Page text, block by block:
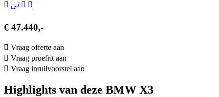
€ 47.440,-
Vraag offerte aan
Vraag proefrit aan
Vraag inruilvoorstel aan
Highlights van deze BMW X3